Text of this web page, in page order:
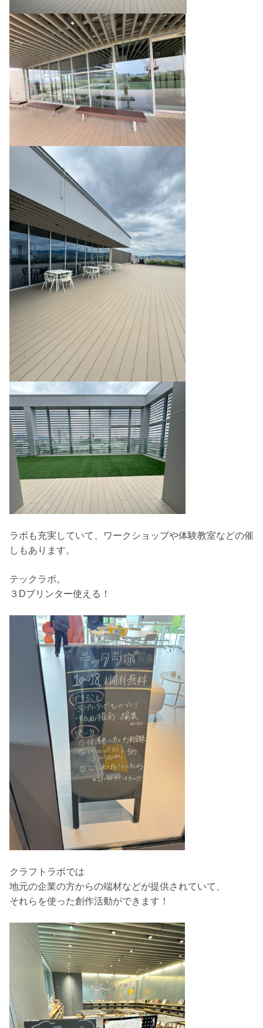
ラボも充実していて、ワークショップや体験教室などの催
しもあります。
テックラボ。
３Dプリンター使える！
クラフトラボでは
地元の企業の方からの端材などが提供されていて、
それらを使った創作活動ができます！